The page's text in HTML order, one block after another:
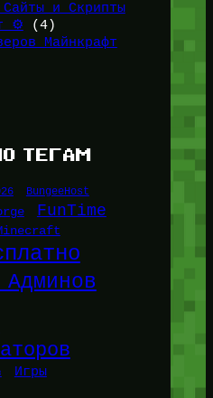
и Скрипты
⚙️ (4)
Майнкрафт
ТЕГАМ
BungeeHost
FunTime
Игры